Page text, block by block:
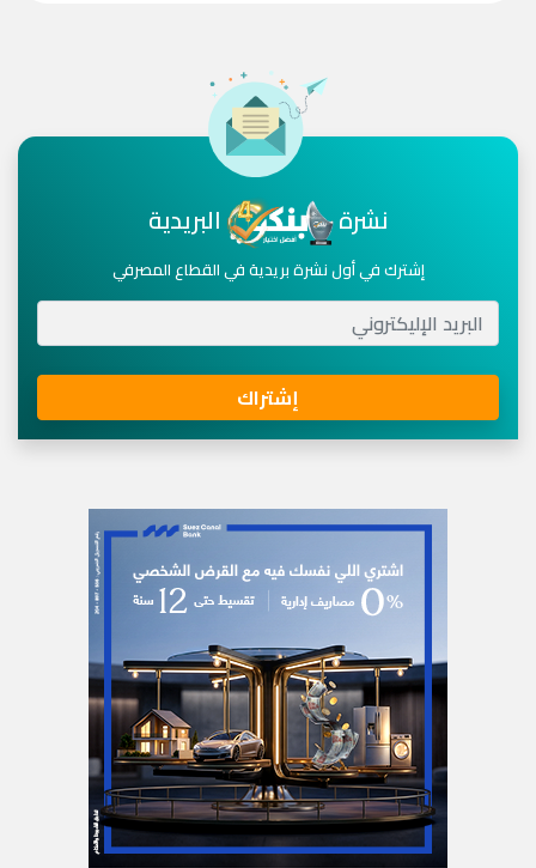
نشرة البريدية
إشترك في أول نشرة بريدية في القطاع المصرفي